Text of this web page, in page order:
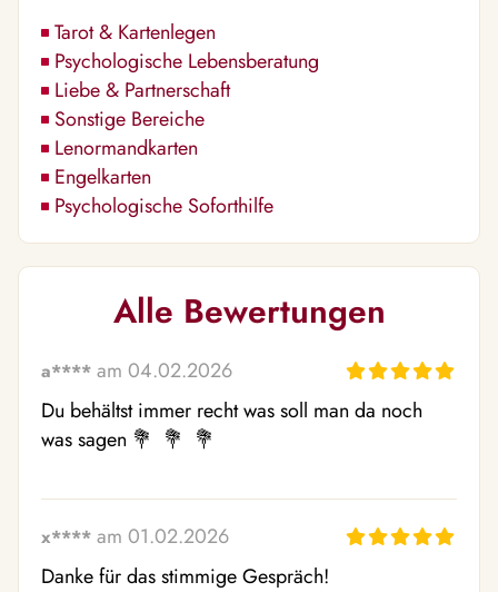
Tarot & Kartenlegen
Psychologische Lebensberatung
Liebe & Partnerschaft
Sonstige Bereiche
Lenormandkarten
Engelkarten
Psychologische Soforthilfe
Alle Bewertungen
a**** am 04.02.2026
Du behältst immer recht was soll man da noch
was sagen 💐  💐  💐
x**** am 01.02.2026
Danke für das stimmige Gespräch!